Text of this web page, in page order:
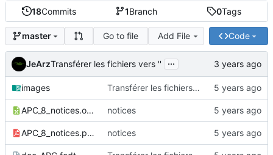
18Commits 1Branch 0Tags
master Go to file Add File Code
JeArzTransférer les fichiers vers '' ...
images Transférer les fichiers vers 'images'
APC_8_notices.ods notices
APC_8_notices.pdf notices